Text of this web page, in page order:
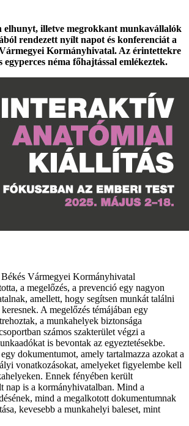
elhunyt, illetve megrokkant munkavállalók
rendezett nyílt napot és konferenciát a
Kormányhivatal. Az érintettekre
egyperces néma főhajtással emlékeztek.
Vármegyei Kormányhivatal
a megelőzés, a prevenció egy nagyon
amellett, hogy segítsen munkát találni
A megelőzés témájában egy
a munkahelyek biztonsága
számos szakterület végzi a
is bevontak az egyeztetésekbe.
dokumentumot, amely tartalmazza azokat a
vonatkozásokat, amelyeket figyelembe kell
Ennek fényében került
nap is a kormányhivatalban. Mind a
mind a megalkotott dokumentumnak
kevesebb a munkahelyi baleset, mint